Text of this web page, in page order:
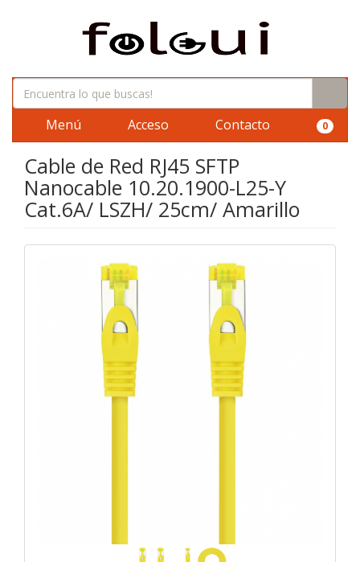
Menú Acceso Contacto 0
Cable de Red RJ45 SFTP
Nanocable 10.20.1900-L25-Y
Cat.6A/ LSZH/ 25cm/ Amarillo